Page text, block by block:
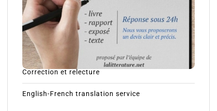
Correction et relecture
English-French translation service